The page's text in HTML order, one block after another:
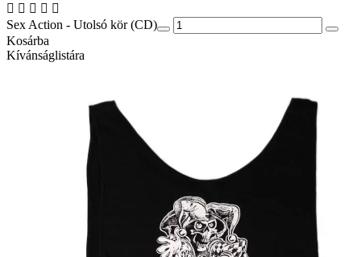
Sex Action - Utolsó kör (CD)
Kosárba
Kívánságlistára